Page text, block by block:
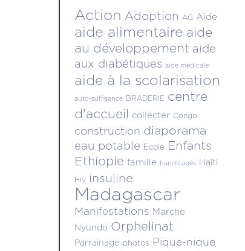
Action Adoption AG Aide
aide alimentaire aide
au développement aide
aux diabétiques aide médicale
aide à la scolarisation
auto-suffisance BRADERIE centre
d'accueil collecter Congo
construction diaporama
eau potable Ecole Enfants
Ethiopie famille handicapés Haïti
Hiv insuline
Madagascar
Manifestations Marche
Nyundo Orphelinat
Parrainage photos Pique-nique